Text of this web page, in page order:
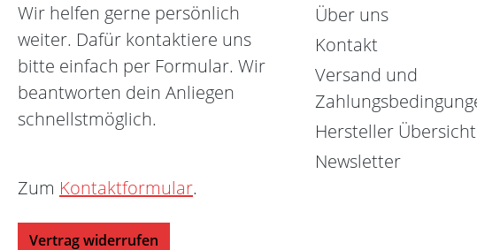
Wir helfen gerne persönlich
weiter. Dafür kontaktiere uns
bitte einfach per Formular. Wir
beantworten dein Anliegen
schnellstmöglich.
Zum Kontaktformular.
Vertrag widerrufen
Über uns
Kontakt
Versand und
Hersteller Übersicht
Newsletter